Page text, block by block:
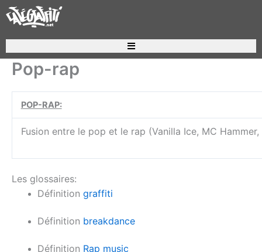
Aller
au
Pop-rap
POP-RAP:
Fusion entre le pop et le rap (Vanilla Ice, MC
Les glossaires:
Définition graffiti
Définition breakdance
Définition Rap music